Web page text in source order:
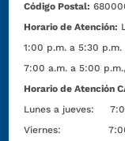
Código Postal:
Horario de Atención:
1:00 p.m. a 5:30
7:00 a.m. a 5:00
Horario de Atención
Lunes a jueves:
Viernes: 7:00